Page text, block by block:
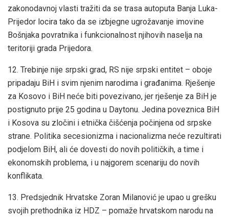
zakonodavnoj vlasti tražiti da se trasa autoputa Banja Luka-
Prijedor locira tako da se izbjegne ugrožavanje imovine
Bošnjaka povratnika i funkcionalnost njihovih naselja na
teritoriji grada Prijedora.
12. Trebinje nije srpski grad, RS nije srpski entitet – oboje
pripadaju BiH i svim njenim narodima i građanima. Rješenje
za Kosovo i BiH neće biti povezivano, jer rješenje za BiH je
postignuto prije 25 godina u Daytonu. Jedina poveznica BiH
i Kosova su zločini i etnička čišćenja počinjena od srpske
strane. Politika secesionizma i nacionalizma neće rezultirati
podjelom BiH, ali će dovesti do novih političkih, a time i
ekonomskih problema, i u najgorem scenariju do novih
konflikata.
13. Predsjednik Hrvatske Zoran Milanović je upao u grešku
svojih prethodnika iz HDZ – pomaže hrvatskom narodu na